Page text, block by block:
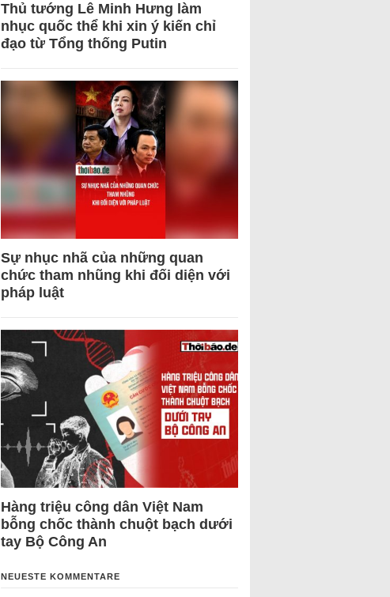
Thủ tướng Lê Minh Hưng làm
nhục quốc thể khi xin ý kiến chỉ
đạo từ Tổng thống Putin
Sự nhục nhã của những quan
chức tham nhũng khi đối diện với
pháp luật
Hàng triệu công dân Việt Nam
bỗng chốc thành chuột bạch dưới
tay Bộ Công An
NEUESTE KOMMENTARE